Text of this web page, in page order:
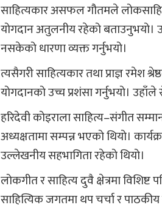
साहित्यकार असफल गौतमले
योगदान अतुलनीय रहेको बताउनुभयो।
नसकेको धारणा व्यक्त गर्नुभयो।
त्यसैगरी साहित्यकार तथा प्राज्ञ रमेश
योगदानको उच्च प्रशंसा गर्नुभयो। उहाँले
हरिदेवी कोइराला साहित्य–संगीत
अध्यक्षतामा सम्पन्न भएको थियो।
उल्लेखनीय सहभागिता रहेको थियो।
लोकगीत र साहित्य दुवै क्षेत्रमा
साहित्यिक जगतमा थप चर्चा र पाठकीय